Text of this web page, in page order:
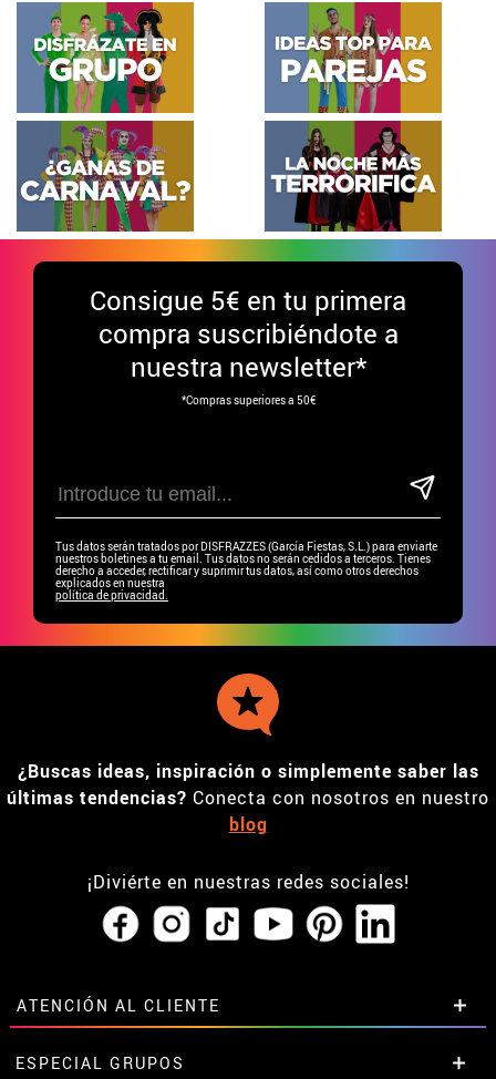
Consigue 5€ en tu primera
compra suscribiéndote a
nuestra newsletter*
*Compras superiores a 50€
Tus datos serán tratados por DISFRAZZES (García Fiestas, S.L.) para enviarte
nuestros boletines a tu email. Tus datos no serán cedidos a terceros. Tienes
derecho a acceder, rectificar y suprimir tus datos, así como otros derechos
explicados en nuestra
política de privacidad.
¿Buscas ideas, inspiración o simplemente saber las
últimas tendencias? Conecta con nosotros en nuestro
blog
¡Diviérte en nuestras redes sociales!
ATENCIÓN AL CLIENTE
• Horario tienda IBI
ESPECIAL GRUPOS